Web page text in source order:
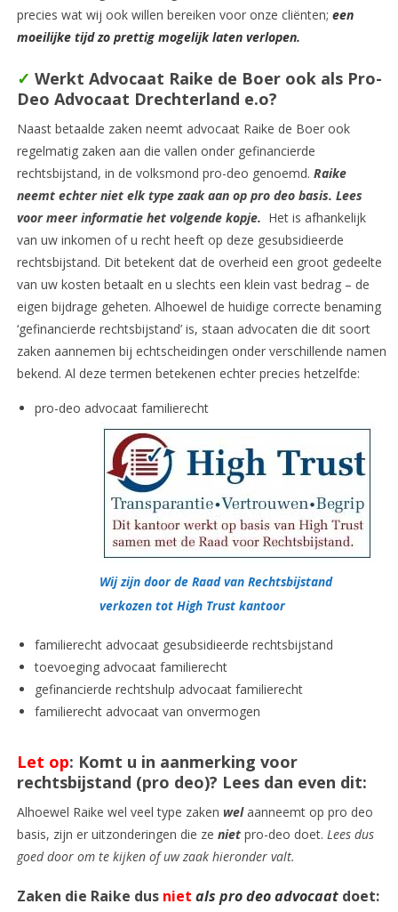
precies wat wij ook willen bereiken voor onze cliënten; een
moeilijke tijd zo prettig mogelijk laten verlopen.
✓ Werkt Advocaat Raike de Boer ook als Pro-
Deo Advocaat Drechterland e.o?
Naast betaalde zaken neemt advocaat Raike de Boer ook
regelmatig zaken aan die vallen onder gefinancierde
rechtsbijstand, in de volksmond pro-deo genoemd. Raike
neemt echter niet elk type zaak aan op pro deo basis. Lees
voor meer informatie het volgende kopje. Het is afhankelijk
van uw inkomen of u recht heeft op deze gesubsidieerde
rechtsbijstand. Dit betekent dat de overheid een groot gedeelte
van uw kosten betaalt en u slechts een klein vast bedrag – de
eigen bijdrage geheten. Alhoewel de huidige correcte benaming
‘gefinancierde rechtsbijstand’ is, staan advocaten die dit soort
zaken aannemen bij echtscheidingen onder verschillende namen
bekend. Al deze termen betekenen echter precies hetzelfde:
pro-deo advocaat familierecht
Wij zijn door de Raad van Rechtsbijstand
verkozen tot High Trust kantoor
familierecht advocaat gesubsidieerde rechtsbijstand
toevoeging advocaat familierecht
gefinancierde rechtshulp advocaat familierecht
familierecht advocaat van onvermogen
Let op: Komt u in aanmerking voor
rechtsbijstand (pro deo)? Lees dan even dit:
Alhoewel Raike wel veel type zaken wel aanneemt op pro deo
basis, zijn er uitzonderingen die ze niet pro-deo doet. Lees dus
goed door om te kijken of uw zaak hieronder valt.
Zaken die Raike dus niet als pro deo advocaat doet: